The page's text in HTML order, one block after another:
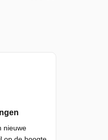
nieuwe